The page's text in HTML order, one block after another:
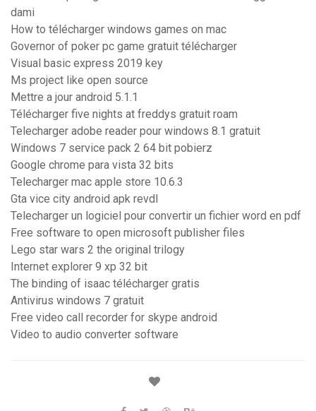
dami
How to télécharger windows games on mac
Governor of poker pc game gratuit télécharger
Visual basic express 2019 key
Ms project like open source
Mettre a jour android 5.1.1
Télécharger five nights at freddys gratuit roam
Telecharger adobe reader pour windows 8.1 gratuit
Windows 7 service pack 2 64 bit pobierz
Google chrome para vista 32 bits
Telecharger mac apple store 10.6.3
Gta vice city android apk revdl
Telecharger un logiciel pour convertir un fichier word en pdf
Free software to open microsoft publisher files
Lego star wars 2 the original trilogy
Internet explorer 9 xp 32 bit
The binding of isaac télécharger gratis
Antivirus windows 7 gratuit
Free video call recorder for skype android
Video to audio converter software